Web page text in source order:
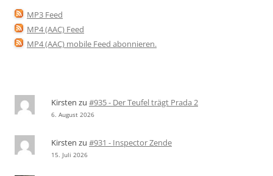
MP3 Feed
MP4 (AAC) Feed
MP4 (AAC) mobile Feed abonnieren.
Kirsten zu #935 - Der Teufel trägt Prada 2
6. August 2026
Kirsten zu #931 - Inspector Zende
15. Juli 2026